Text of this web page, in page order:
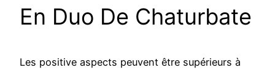
En Duo De Chaturbate
Les positive aspects peuvent être supérieurs à